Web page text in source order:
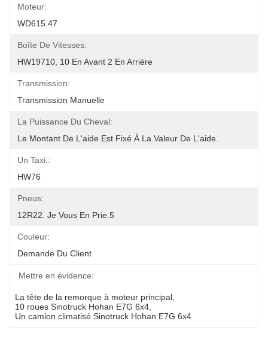
Moteur:
WD615.47
Boîte De Vitesses:
HW19710, 10 En Avant 2 En Arrière
Transmission:
Transmission Manuelle
La Puissance Du Cheval:
Le Montant De L'aide Est Fixé À La Valeur De L'aide.
Un Taxi.:
HW76
Pneus:
12R22. Je Vous En Prie.5
Couleur:
Demande Du Client
Mettre en évidence:
La tête de la remorque à moteur principal
10 roues Sinotruck Hohan E7G 6x4
Un camion climatisé Sinotruck Hohan E7G 6x4